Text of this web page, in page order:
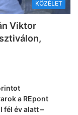
KÖZÉLET
Viktor
a REpont
fél év alatt –